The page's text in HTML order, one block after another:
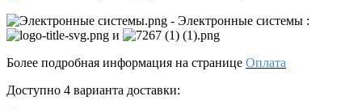
- Электронные системы :
и
Более подробная информация на странице Оплата
Доступно 4 варианта доставки: